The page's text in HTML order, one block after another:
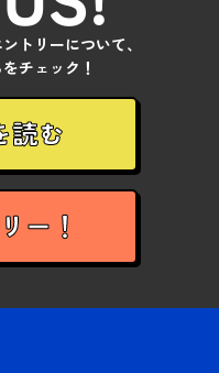
トリーについて、
チェック！
読む
ー！